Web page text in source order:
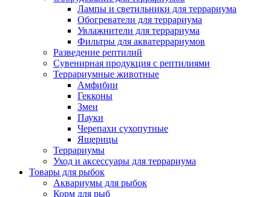
Лампы и светильники для террариума
Обогреватели для террариума
Увлажнители для террариума
Фильтры для акватеррариумов
Разведение рептилий
Сувенирная продукция с рептилиями
Террариумные животные
Амфибии
Гекконы
Змеи
Пауки
Черепахи сухопутные
Ящерицы
Террариумы
Уход и аксессуары для террариума
Товары для рыбок
Аквариумы для рыбок
Корм для рыб